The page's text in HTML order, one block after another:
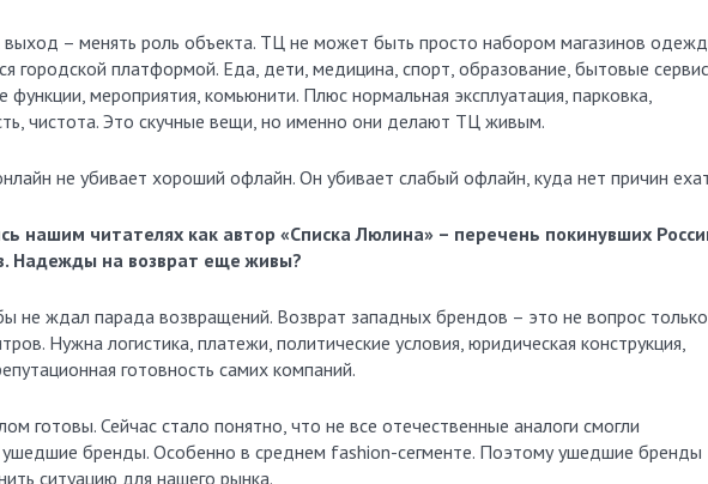
выход – менять роль объекта. ТЦ не может быть просто набором магазинов
городской платформой. Еда, дети, медицина, спорт, образование, бытовые
функции, мероприятия, комьюнити. Плюс нормальная эксплуатация, парковка,
чистота. Это скучные вещи, но именно они делают ТЦ живым.
не убивает хороший офлайн. Он убивает слабый офлайн, куда нет причин
нашим читателях как автор «Списка Люлина» – перечень покинувших
Надежды на возврат еще живы?
не ждал парада возвращений. Возврат западных брендов – это не вопрос только
Нужна логистика, платежи, политические условия, юридическая конструкция,
готовность самих компаний.
готовы. Сейчас стало понятно, что не все отечественные аналоги смогли
ушедшие бренды. Особенно в среднем fashion-сегменте. Поэтому ушедшие бренды
ситуацию для нашего рынка.